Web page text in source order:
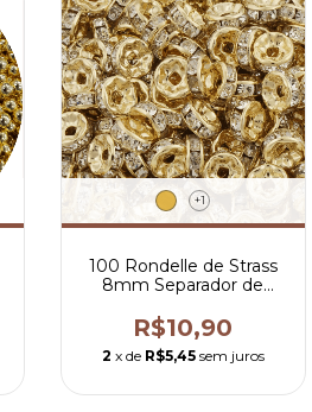
+1
100 Rondelle de Strass
8mm Separador de
R$10,90
2 x de R$5,45 sem juros